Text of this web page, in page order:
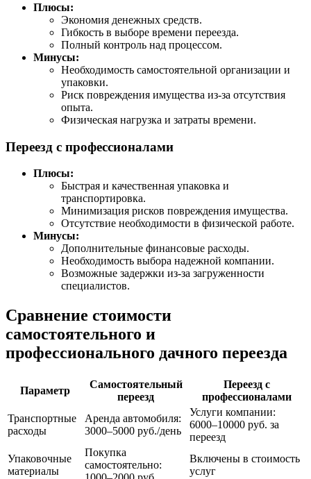
Плюсы:
Экономия денежных средств.
Гибкость в выборе времени переезда.
Полный контроль над процессом.
Минусы:
Необходимость самостоятельной организации и
упаковки.
Риск повреждения имущества из-за отсутствия
опыта.
Физическая нагрузка и затраты времени.
Переезд с профессионалами
Плюсы:
Быстрая и качественная упаковка и
транспортировка.
Минимизация рисков повреждения имущества.
Отсутствие необходимости в физической работе.
Минусы:
Дополнительные финансовые расходы.
Необходимость выбора надежной компании.
Возможные задержки из-за загруженности
специалистов.
Сравнение стоимости
самостоятельного и
профессионального дачного переезда
Параметр
Самостоятельный
переезд
Переезд с
профессионалами
Транспортные
расходы
Аренда автомобиля:
3000–5000 руб./день
Услуги компании:
6000–10000 руб. за
переезд
Упаковочные
материалы
Покупка
самостоятельно:
Включены в стоимость
услуг